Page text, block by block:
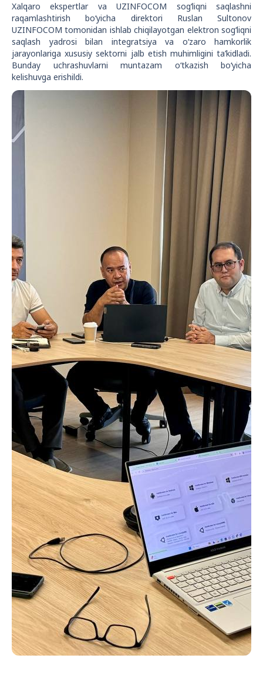
Xalqaro ekspertlar va UZINFOCOM sog‘liqni saqlashni
raqamlashtirish bo‘yicha direktori Ruslan Sultonov
UZINFOCOM tomonidan ishlab chiqilayotgan elektron sog‘liqni
saqlash yadrosi bilan integratsiya va o‘zaro hamkorlik
jarayonlariga xususiy sektorni jalb etish muhimligini ta’kidladi.
Bunday uchrashuvlarni muntazam o‘tkazish bo‘yicha
kelishuvga erishildi.